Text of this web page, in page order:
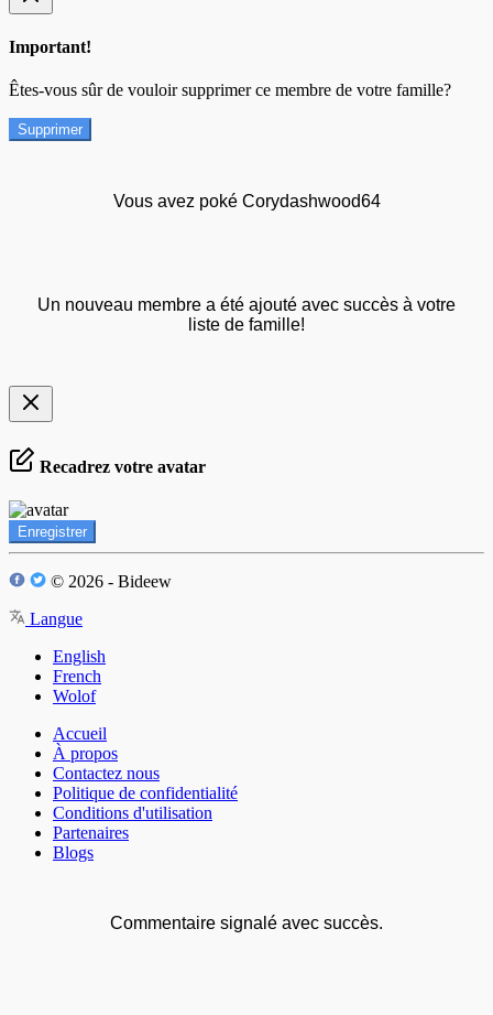
Important!
Êtes-vous sûr de vouloir supprimer ce membre de votre famille?
Supprimer
Vous avez poké Corydashwood64
Un nouveau membre a été ajouté avec succès à votre
liste de famille!
Recadrez votre avatar
Enregistrer
© 2026 - Bideew
Langue
English
French
Wolof
Accueil
À propos
Contactez nous
Politique de confidentialité
Conditions d'utilisation
Partenaires
Blogs
Commentaire signalé avec succès.